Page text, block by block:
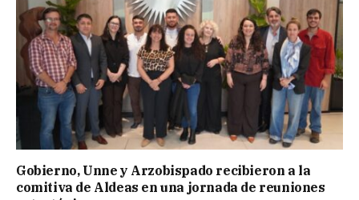
Gobierno, Unne y Arzobispado recibieron a la
comitiva de Aldeas en una jornada de reuniones